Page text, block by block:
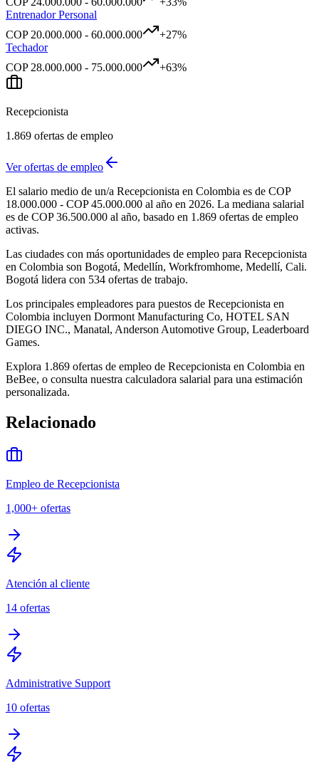
Entrenador Personal
COP 20.000.000 - 60.000.000 +27%
Techador
COP 28.000.000 - 75.000.000 +63%
Recepcionista
1.869 ofertas de empleo
Ver ofertas de empleo
El salario medio de un/a Recepcionista en Colombia es de COP
18.000.000 - COP 45.000.000 al año en 2026. La mediana salarial
es de COP 36.500.000 al año, basado en 1.869 ofertas de empleo
activas.
Las ciudades con más oportunidades de empleo para Recepcionista
en Colombia son Bogotá, Medellín, Workfromhome, Medellí, Cali.
Bogotá lidera con 534 ofertas de trabajo.
Los principales empleadores para puestos de Recepcionista en
Colombia incluyen Dormont Manufacturing Co, HOTEL SAN
DIEGO INC., Manatal, Anderson Automotive Group, Leaderboard
Games.
Explora 1.869 ofertas de empleo de Recepcionista en Colombia en
BeBee, o consulta nuestra calculadora salarial para una estimación
personalizada.
Relacionado
Empleo de Recepcionista
1,000+ ofertas
Atención al cliente
14 ofertas
Administrative Support
10 ofertas